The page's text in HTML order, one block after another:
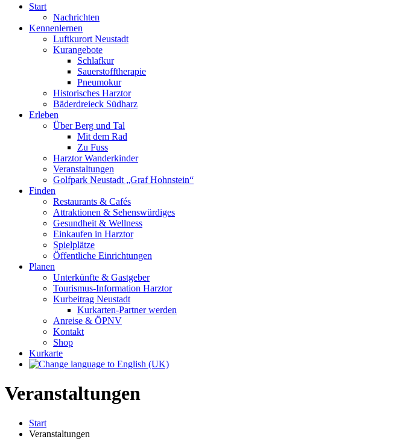
Start
Nachrichten
Kennenlernen
Luftkurort Neustadt
Kurangebote
Schlafkur
Sauerstofftherapie
Pneumokur
Historisches Harztor
Bäderdreieck Südharz
Erleben
Über Berg und Tal
Mit dem Rad
Zu Fuss
Harztor Wanderkinder
Veranstaltungen
Golfpark Neustadt „Graf Hohnstein“
Finden
Restaurants & Cafés
Attraktionen & Sehenswürdiges
Gesundheit & Wellness
Einkaufen in Harztor
Spielplätze
Öffentliche Einrichtungen
Planen
Unterkünfte & Gastgeber
Tourismus-Information Harztor
Kurbeitrag Neustadt
Kurkarten-Partner werden
Anreise & ÖPNV
Kontakt
Shop
Kurkarte
Veranstaltungen
Start
Veranstaltungen